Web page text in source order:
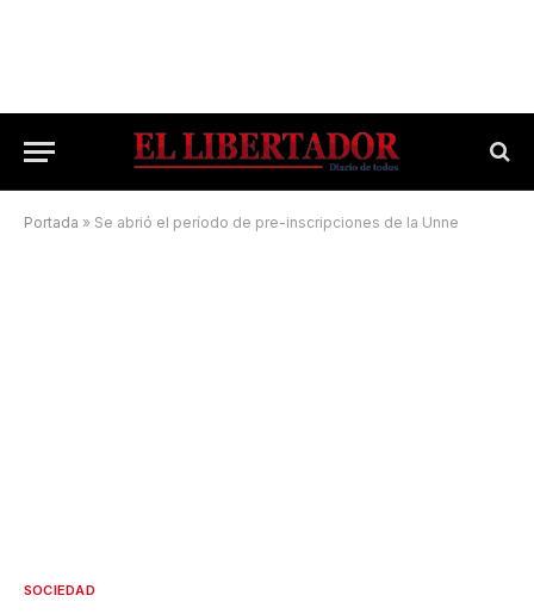
Portada » Se abrió el período de pre-inscripciones de la Unne
SOCIEDAD